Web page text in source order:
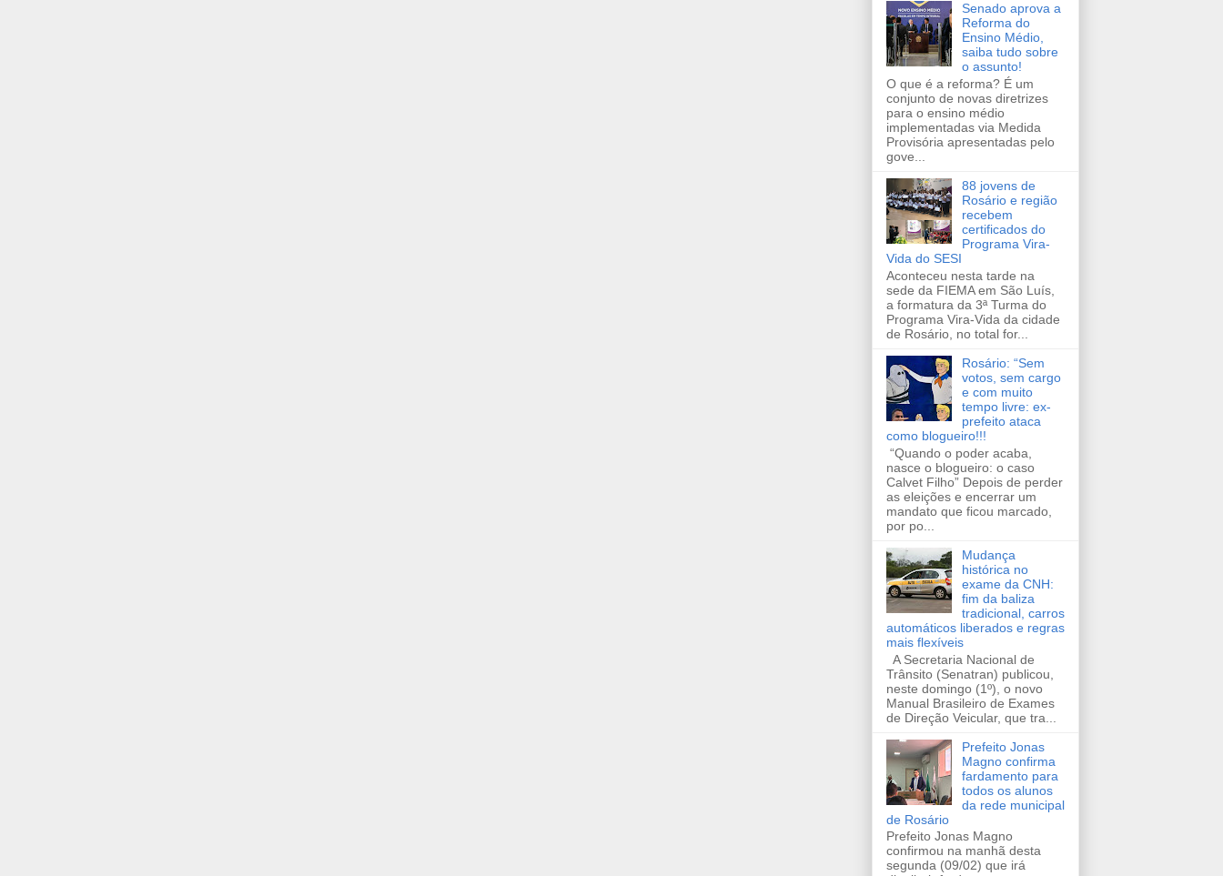
Senado aprova a
Reforma do
Ensino Médio,
saiba tudo sobre
o assunto!
O que é a reforma? É um
conjunto de novas diretrizes
para o ensino médio
implementadas via Medida
Provisória apresentadas pelo
gove...
88 jovens de
Rosário e região
recebem
certificados do
Programa Vira-
Vida do SESI
Aconteceu nesta tarde na
sede da FIEMA em São Luís,
a formatura da 3ª Turma do
Programa Vira-Vida da cidade
de Rosário, no total for...
Rosário: “Sem
votos, sem cargo
e com muito
tempo livre: ex-
prefeito ataca
como blogueiro!!!
“Quando o poder acaba,
nasce o blogueiro: o caso
Calvet Filho” Depois de perder
as eleições e encerrar um
mandato que ficou marcado,
por po...
Mudança
histórica no
exame da CNH:
fim da baliza
tradicional, carros
automáticos liberados e regras
mais flexíveis
A Secretaria Nacional de
Trânsito (Senatran) publicou,
neste domingo (1º), o novo
Manual Brasileiro de Exames
de Direção Veicular, que tra...
Prefeito Jonas
Magno confirma
fardamento para
todos os alunos
da rede municipal
de Rosário
Prefeito Jonas Magno
confirmou na manhã desta
segunda (09/02) que irá